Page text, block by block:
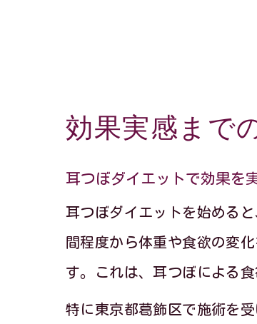
効果実感まで
耳つぼダイエットで効果を
耳つぼダイエットを始める
間程度から体重や食欲の変
す。これは、耳つぼによる
特に東京都葛飾区で施術を